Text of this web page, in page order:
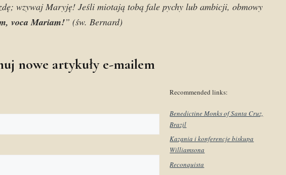
wzywaj Maryję! Jeśli miotają tobą fale pychy lub ambicji, obmowy
voca Mariam!” (św. Bernard)
nowe artykuły e-mailem
Recommended links:
Benedictine Monks of Santa Cruz,
Brazil
Kazania i konferencje biskupa
Williamsona
Reconquista